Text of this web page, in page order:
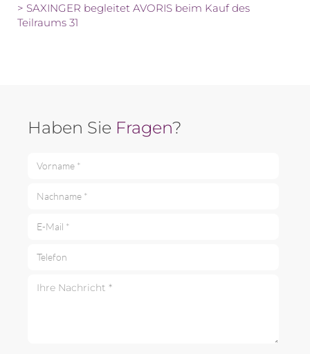
> SAXINGER begleitet AVORIS beim Kauf des
Teilraums 31
Haben Sie Fragen?